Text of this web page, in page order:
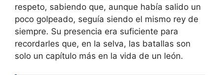
respeto, sabiendo que, aunque había salido un
poco golpeado, seguía siendo el mismo rey de
siempre. Su presencia era suficiente para
recordarles que, en la selva, las batallas son
solo un capítulo más en la vida de un león.